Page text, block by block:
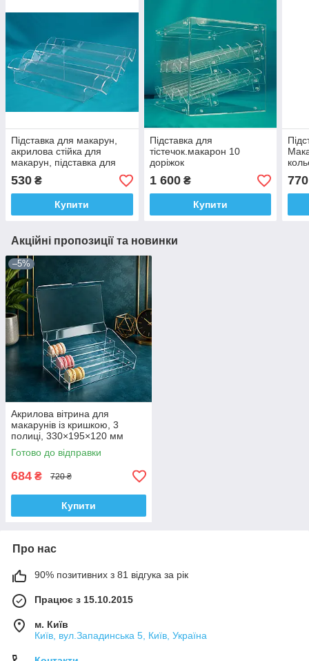
Підставка для макарун,
акрилова стійка для
макарун, підставка для
макаронс, стійка для
десертів
530 ₴
Купити
Підставка для
тістечок.макарон 10
доріжок
1 600₴
Купити
770
Акційні пропозиції та новинки
–5%
Акрилова вітрина для
макарунів із кришкою, 3
полиці, 330×195×120 мм
Готово до відправки
684 ₴ 720 ₴
Купити
Про нас
90% позитивних з 81 відгука за рік
Працює з 15.10.2015
м. Київ
Київ, вул.Западинська 5, Київ, Україна